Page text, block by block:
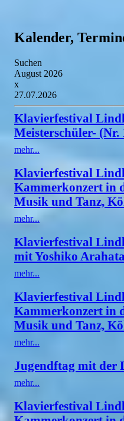
Kalender,
Suchen
August 2026
x
27.07.2026
Klavierfestival
Meisterschüler-
mehr...
Klavierfestival
Kammerkonzert in
Musik und Tanz,
mehr...
Klavierfestival
mit Yoshiko
mehr...
Klavierfestival
Kammerkonzert in
Musik und Tanz,
mehr...
Jugendftag mit
mehr...
Klavierfestival